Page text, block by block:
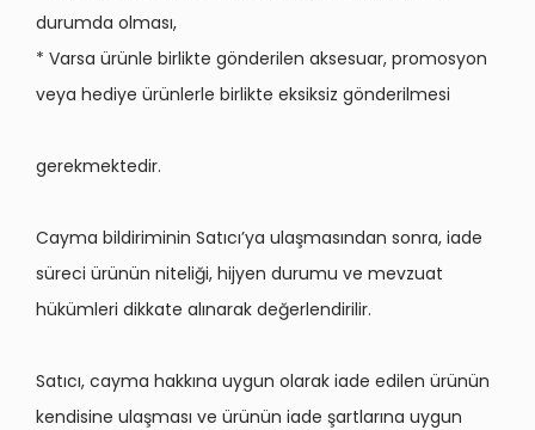
durumda olması,
* Varsa ürünle birlikte gönderilen aksesuar, promosyon
veya hediye ürünlerle birlikte eksiksiz gönderilmesi
gerekmektedir.
Cayma bildiriminin Satıcı’ya ulaşmasından sonra, iade
süreci ürünün niteliği, hijyen durumu ve mevzuat
hükümleri dikkate alınarak değerlendirilir.
Satıcı, cayma hakkına uygun olarak iade edilen ürünün
kendisine ulaşması ve ürünün iade şartlarına uygun